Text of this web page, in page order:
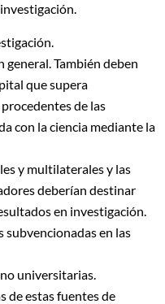
También deben
que supera
de las
con la ciencia mediante la
y multilaterales y las
deberían destinar
en investigación.
subvencionadas en las
universitarias.
de estas fuentes de